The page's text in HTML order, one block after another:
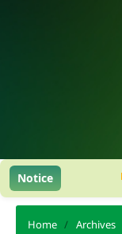
Notice
Home / Archives